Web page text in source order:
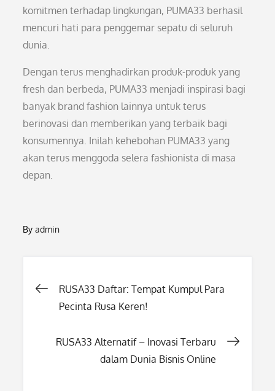
komitmen terhadap lingkungan, PUMA33 berhasil
mencuri hati para penggemar sepatu di seluruh
dunia.
Dengan terus menghadirkan produk-produk yang
fresh dan berbeda, PUMA33 menjadi inspirasi bagi
banyak brand fashion lainnya untuk terus
berinovasi dan memberikan yang terbaik bagi
konsumennya. Inilah kehebohan PUMA33 yang
akan terus menggoda selera fashionista di masa
depan.
Byadmin
Post
RUSA33 Daftar: Tempat Kumpul Para
Pecinta Rusa Keren!
RUSA33 Alternatif – Inovasi Terbaru
dalam Dunia Bisnis Online